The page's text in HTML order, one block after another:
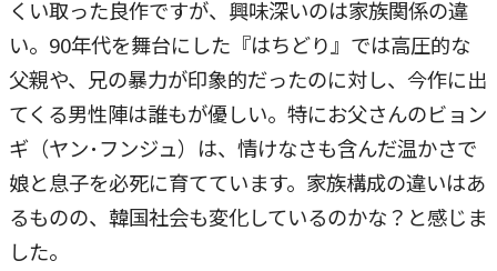
くい取った良作ですが、興味深いのは家族関係の違
い。90年代を舞台にした『はちどり』では高圧的な
父親や、兄の暴力が印象的だったのに対し、今作に出
てくる男性陣は誰もが優しい。特にお父さんのビョン
ギ（ヤン･フンジュ）は、情けなさも含んだ温かさで
娘と息子を必死に育てています。家族構成の違いはあ
るものの、韓国社会も変化しているのかな？と感じま
した。